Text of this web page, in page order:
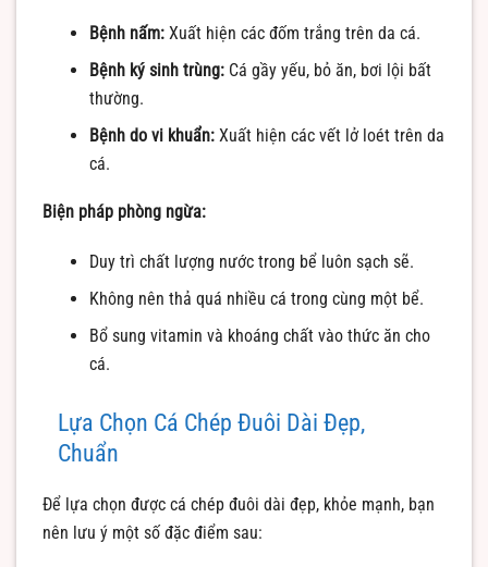
Bệnh nấm:Xuất hiện các đốm trắng trên da cá.
Bệnh ký sinh trùng:Cá gầy yếu, bỏ ăn, bơi lội bất
thường.
Bệnh do vi khuẩn:Xuất hiện các vết lở loét trên da
cá.
Biện pháp phòng ngừa:
Duy trì chất lượng nước trong bể luôn sạch sẽ.
Không nên thả quá nhiều cá trong cùng một bể.
Bổ sung vitamin và khoáng chất vào thức ăn cho
cá.
Lựa Chọn Cá Chép Đuôi Dài Đẹp,
Chuẩn
Để lựa chọn được cá chép đuôi dài đẹp, khỏe mạnh, bạn
nên lưu ý một số đặc điểm sau: